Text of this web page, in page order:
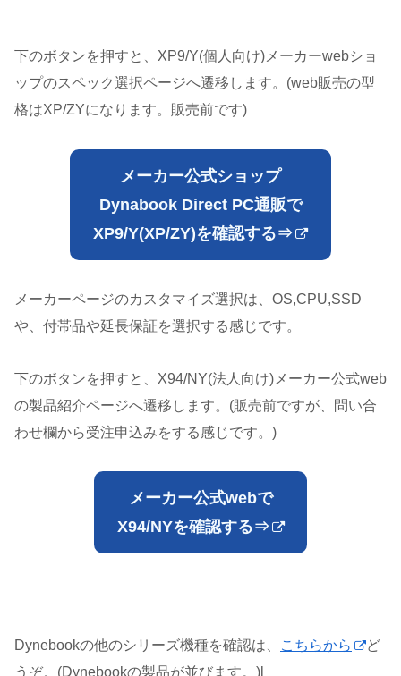
下のボタンを押すと、XP9/Y(個人向け)メーカーwebショ
ップのスペック選択ページへ遷移します。(web販売の型
格はXP/ZYになります。販売前です)
メーカー公式ショップ
Dynabook Direct PC通販で
XP9/Y(XP/ZY)を確認する⇒
メーカーページのカスタマイズ選択は、OS,CPU,SSD
や、付帯品や延長保証を選択する感じです。
下のボタンを押すと、X94/NY(法人向け)メーカー公式web
の製品紹介ページへ遷移します。(販売前ですが、問い合
わせ欄から受注申込みをする感じです。)
メーカー公式webで
X94/NYを確認する⇒
Dynebookの他のシリーズ機種を確認は、 こちらから
ど
うぞ。(Dynebookの製品が並びます。)l